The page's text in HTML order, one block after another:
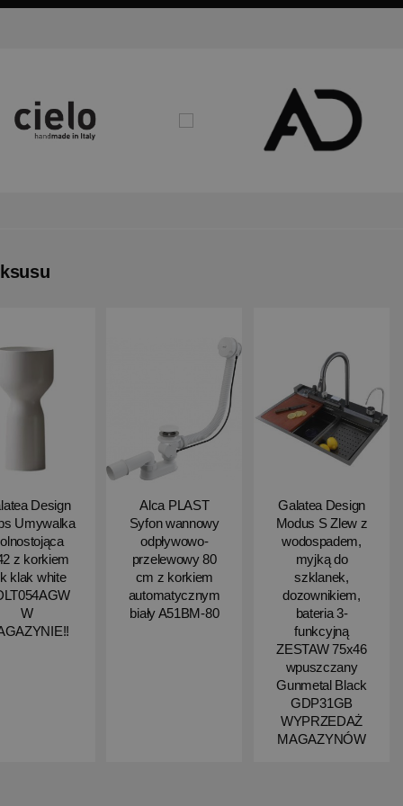
Design
Umywalka
z korkiem
klak white
W
Alca PLAST
Syfon wannowy
odpływowo-
przelewowy 80
cm z korkiem
automatycznym
biały A51BM-80
Galatea Design
Modus S Zlew z
wodospadem,
myjką do
szklanek,
dozownikiem,
bateria 3-
funkcyjną
ZESTAW 75x46
wpuszczany
Gunmetal Black
GDP31GB
WYPRZEDAŻ
MAGAZYNÓW